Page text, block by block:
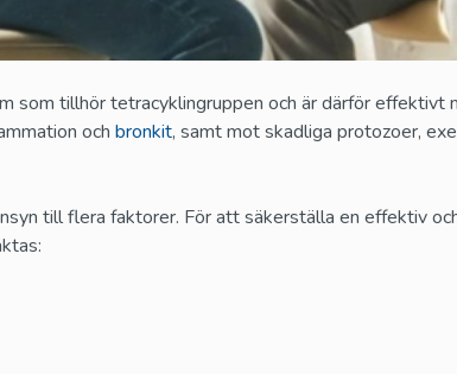
Kamagra Soft
Sildenafil
Kamagra
tillhör tetracyklingruppen och är därför effektivt
och bronkit, samt mot skadliga protozoer,
till flera faktorer. För att säkerställa en effektiv